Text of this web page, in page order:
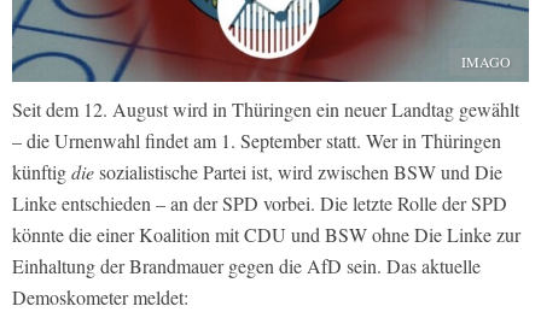
IMAGO
Seit dem 12. August wird in Thüringen ein neuer Landtag gewählt
– die Urnenwahl findet am 1. September statt. Wer in Thüringen
künftigdiesozialistische Partei ist, wird zwischen BSW und Die
Linke entschieden – an der SPD vorbei. Die letzte Rolle der SPD
könnte die einer Koalition mit CDU und BSW ohne Die Linke zur
Einhaltung der Brandmauer gegen die AfD sein. Das aktuelle
Demoskometer meldet: